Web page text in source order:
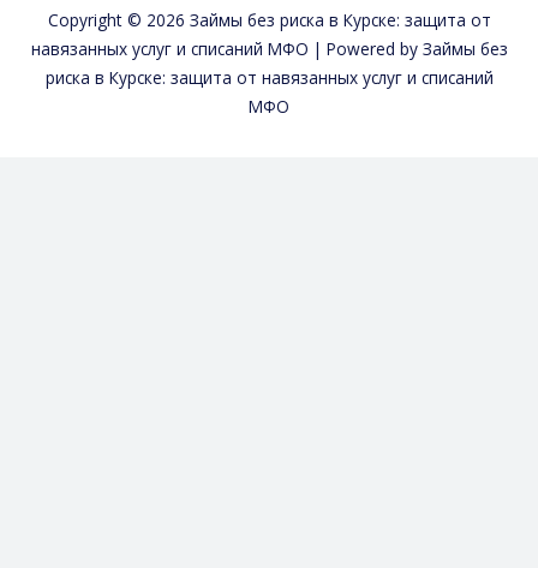
Copyright © 2026 Займы без риска в Курске: защита от
навязанных услуг и списаний МФО | Powered by Займы без
риска в Курске: защита от навязанных услуг и списаний
МФО